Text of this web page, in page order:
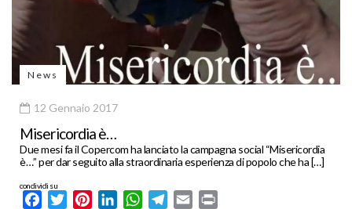
News
12 Gennaio 2017
Misericordia è…
Due mesi fa il Copercom ha lanciato la campagna social “Misericordia
è…” per dar seguito alla straordinaria esperienza di popolo che ha […]
condividi su
FacebookTwitterPinterestLinkedInWhatsApp
Telegram
Email